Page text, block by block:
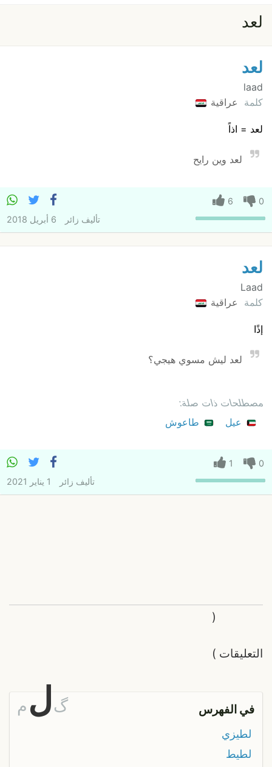
لعد
لعد
laad
كلمة
عراقية
لعد = اذاً
لعد وين رايح
0
6
تأليف زائر 6 أبريل 2018
لعد
Laad
كلمة
عراقية
إذًا
لعد ليش مسوي هيجي؟
مصطلحات ذات صلة:
عيل
طاعوش
0
1
تأليف زائر 1 يناير 2021
التعليقات
(
)
في الفهرس گل م
لطيزي
لطيط